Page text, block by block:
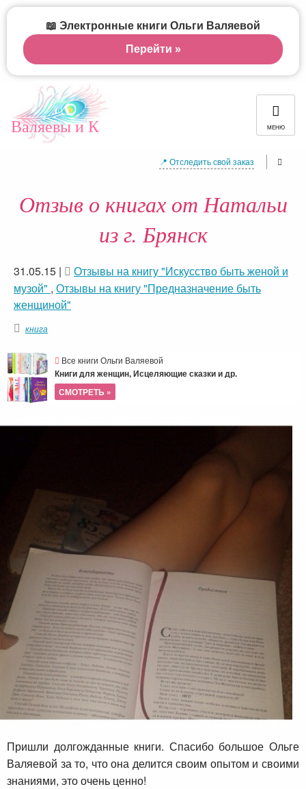
Валяевы и К МЕНЮ
📍 Отследить свой заказ
Отзыв о книгах от Натальи
из г. Брянск
31.05.15 |
Отзывы на книгу "Искусство быть женой и
музой" , Отзывы на книгу "Предназначение быть
женщиной"
книга
Все книги Ольги Валяевой
Книги для женщин, Исцеляющие сказки и др.
СМОТРЕТЬ »
Пришли долгожданные книги. Спасибо большое Ольге
Валяевой за то, что она делится своим опытом и своими
знаниями, это очень ценно!
📖 Электронные книги Ольги Валяевой
Перейти »